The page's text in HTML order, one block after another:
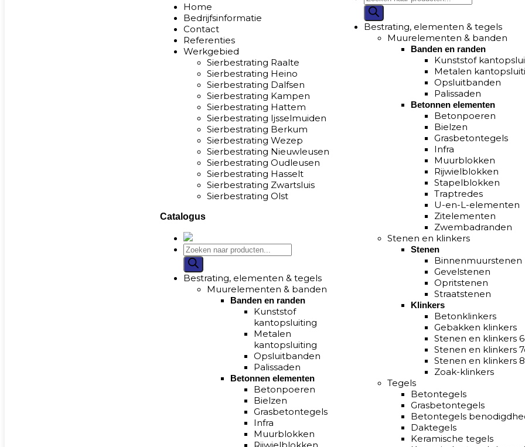
Home
Bedrijfsinformatie
Contact
Referenties
Werkgebied
Sierbestrating Raalte
Sierbestrating Heino
Sierbestrating Dalfsen
Sierbestrating Kampen
Sierbestrating Hattem
Sierbestrating Ijsselmuiden
Sierbestrating Berkum
Sierbestrating Wezep
Sierbestrating Nieuwleusen
Sierbestrating Oudleusen
Sierbestrating Hasselt
Sierbestrating Zwartsluis
Sierbestrating Olst
Catalogus
Bestrating, elementen & tegels
Muurelementen & banden
Banden en randen
Kunststof
kantopsluiting
Metalen
kantopsluiting
Opsluitbanden
Palissaden
Betonnen elementen
Betonpoeren
Bielzen
Grasbetontegels
Infra
Muurblokken
Rijwielblokken
Bestrating, elementen & tegels
Muurelementen & banden
Banden en randen
Kunststof
Metalen
Opsluitbanden
Palissaden
Betonnen elementen
Betonpoeren
Bielzen
Grasbetontegels
Infra
Muurblokken
Rijwielblokken
Stapelblokken
Traptredes
U-en-L-elementen
Zitelementen
Zwembadranden
Stenen en klinkers
Stenen
Binnenmuurstenen
Gevelstenen
Opritstenen
Straatstenen
Klinkers
Betonklinkers
Gebakken klinkers
Stenen en klinkers
Stenen en klinkers
Stenen en klinkers
Zoak-klinkers
Tegels
Betontegels
Grasbetontegels
Betontegels
Daktegels
Keramische tegels